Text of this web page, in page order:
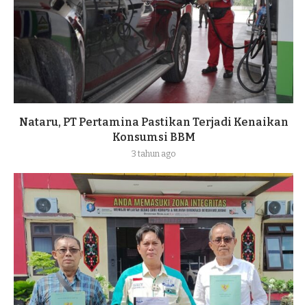
Nataru, PT Pertamina Pastikan Terjadi Kenaikan
Konsumsi BBM
3 tahun ago